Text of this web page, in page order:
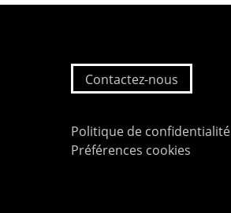
Contactez-nous
Politique de confidentialité
Préférences cookies